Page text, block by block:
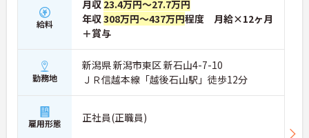
・毎月付与されるリフレッシュ休暇を活用し連休の
取得も可能でプライベートの時間もしっかりと確保
充実しています
【主任ケアマネ複数名在籍！手厚いフォロー体制で
未経験やブランクがある方も安心です】
・困難事例があった際も主任ケアマネジャーと情報
給料
月収 23.4万円～27.7万円
年収308万円～437万円程度 月給×12ヶ月
＋賞与
勤務地
新潟県 新潟市東区 新石山4-7-10
ＪＲ信越本線「越後石山駅」徒歩12分
雇用形態 正社員(正職員)